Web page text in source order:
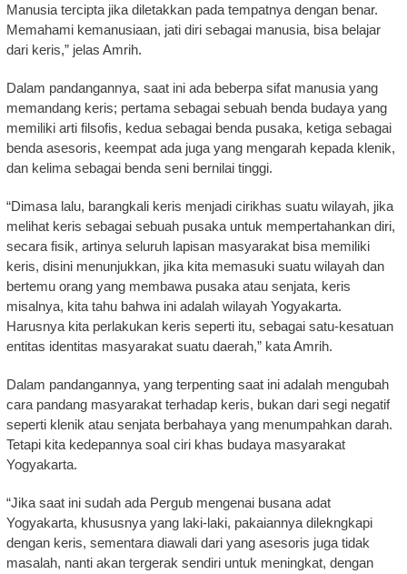
Manusia tercipta jika diletakkan pada tempatnya dengan benar.
Memahami kemanusiaan, jati diri sebagai manusia, bisa belajar
dari keris,” jelas Amrih.
Dalam pandangannya, saat ini ada beberpa sifat manusia yang
memandang keris; pertama sebagai sebuah benda budaya yang
memiliki arti filsofis, kedua sebagai benda pusaka, ketiga sebagai
benda asesoris, keempat ada juga yang mengarah kepada klenik,
dan kelima sebagai benda seni bernilai tinggi.
“Dimasa lalu, barangkali keris menjadi cirikhas suatu wilayah, jika
melihat keris sebagai sebuah pusaka untuk mempertahankan diri,
secara fisik, artinya seluruh lapisan masyarakat bisa memiliki
keris, disini menunjukkan, jika kita memasuki suatu wilayah dan
bertemu orang yang membawa pusaka atau senjata, keris
misalnya, kita tahu bahwa ini adalah wilayah Yogyakarta.
Harusnya kita perlakukan keris seperti itu, sebagai satu-kesatuan
entitas identitas masyarakat suatu daerah,” kata Amrih.
Dalam pandangannya, yang terpenting saat ini adalah mengubah
cara pandang masyarakat terhadap keris, bukan dari segi negatif
seperti klenik atau senjata berbahaya yang menumpahkan darah.
Tetapi kita kedepannya soal ciri khas budaya masyarakat
Yogyakarta.
“Jika saat ini sudah ada Pergub mengenai busana adat
Yogyakarta, khususnya yang laki-laki, pakaiannya dilekngkapi
dengan keris, sementara diawali dari yang asesoris juga tidak
masalah, nanti akan tergerak sendiri untuk meningkat, dengan